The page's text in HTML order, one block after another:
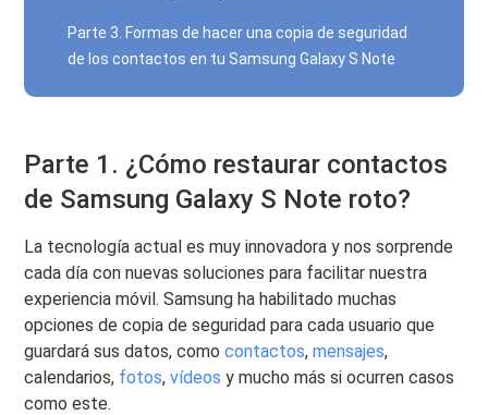
Parte 3. Formas de hacer una copia de seguridad
de los contactos en tu Samsung Galaxy S Note
Parte 1. ¿Cómo restaurar contactos
de Samsung Galaxy S Note roto?
La tecnología actual es muy innovadora y nos sorprende
cada día con nuevas soluciones para facilitar nuestra
experiencia móvil. Samsung ha habilitado muchas
opciones de copia de seguridad para cada usuario que
guardará sus datos, comocontactos,mensajes,
calendarios, fotos,vídeosy mucho más si ocurren casos
como este.